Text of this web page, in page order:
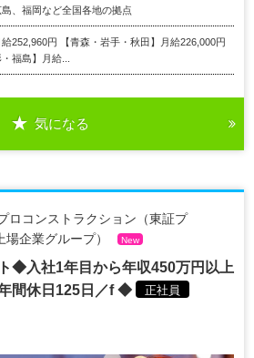
、福岡など全国各地の拠点
給252,960円 【青森・岩手・秋田】月給226,000円
福島】月給...
気になる
ロコンストラクション（東証プ
場企業グループ）
New
◆入社1年目から年収450万円以上
間休日125日／f ◆
正社員